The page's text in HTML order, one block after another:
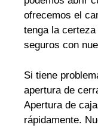
ofrecemos el
tenga la
seguros con
Si tiene
apertura de
Apertura de
rápidamente.